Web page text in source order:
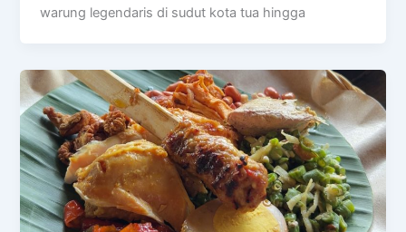
warung legendaris di sudut kota tua hingga